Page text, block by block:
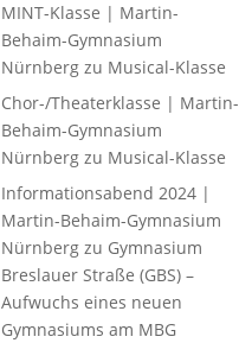
MINT-Klasse | Martin-
Behaim-Gymnasium
Nürnberg zu Musical-Klasse
Chor-/Theaterklasse | Martin-
Behaim-Gymnasium
Nürnberg zu Musical-Klasse
Informationsabend 2024 |
Martin-Behaim-Gymnasium
Nürnberg zu Gymnasium
Breslauer Straße (GBS) –
Aufwuchs eines neuen
Gymnasiums am MBG